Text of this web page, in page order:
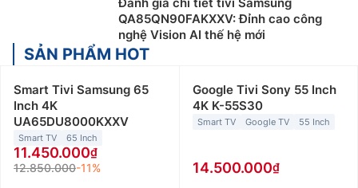
Đánh giá chi tiết tivi Samsung
QA85QN90FAKXXV: Đỉnh cao công
nghệ Vision AI thế hệ mới
SẢN PHẨM HOT
Smart Tivi Samsung 65
Inch 4K
UA65DU8000KXXV
Smart TV 65 Inch
11.450.000
12.850.000-11%
Google Tivi Sony 55 Inch
4K K-55S30
Smart TV Google TV 55 Inch
14.500.000